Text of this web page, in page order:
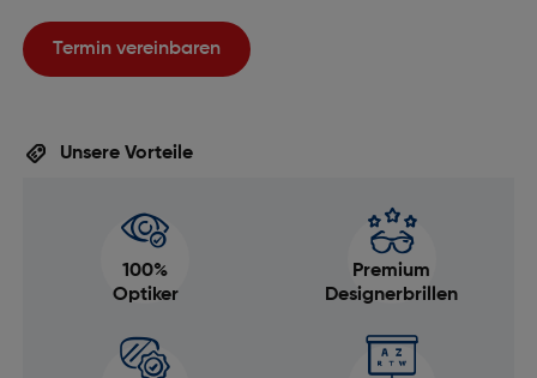
Termin vereinbaren
Unsere Vorteile
100%
Optiker
Premium
Designerbrillen